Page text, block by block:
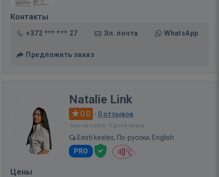
Контакты
+372 *** *** 27 Эл. почта WhatsApp
Предложить заказ
Natalie Link
0.0 · 0 отзывов
Был на сайте: 4 дней назад
Eesti keeles, По-русски, English
PRO
Цены